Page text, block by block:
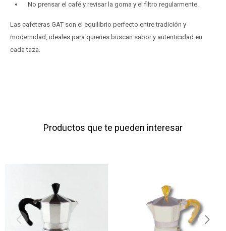
No prensar el café y revisar la goma y el filtro regularmente.
Las cafeteras GAT son el equilibrio perfecto entre tradición y
modernidad, ideales para quienes buscan sabor y autenticidad en
cada taza.
Productos que te pueden interesar